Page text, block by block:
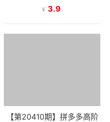
无淡季，年增长200%+单店
¥ 3.9
【第20410期】拼多多高阶